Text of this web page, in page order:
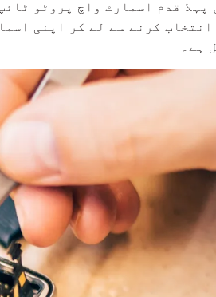
پہلا قدم اسمارٹ واچ پروٹو
کرنے سے لے کر اپنی
ہے۔